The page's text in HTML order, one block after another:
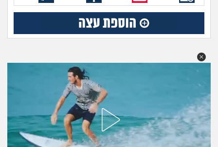
בין הסדינים
חיות מחמד
יוקר המחיה
גאווה